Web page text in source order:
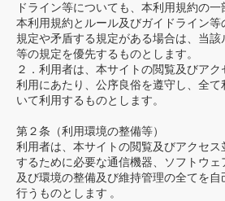
ドライン等についても、本利用規約の一
本利用規約とルール及びガイドライン等
規定や矛盾する規定がある場合は、当
等の規定を優先するものとします。
２．利用者は、本サイトの閲覧及びア
利用にあたり、公序良俗を遵守し、全
いて利用するものとします。
第２条（利用環境の整備等）
利用者は、本サイトの閲覧及びアクセス
するために必要な通信機器、ソフトウ
及び環境の整備及び維持管理の全てを
行うものとします 。